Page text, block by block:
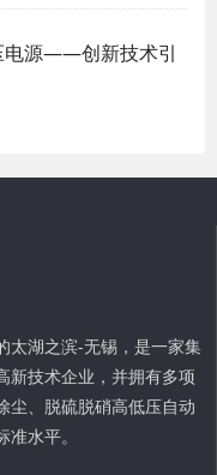
电源——创新技术引
太湖之滨-无锡，是一家集
新技术企业，并拥有多项
尘、脱硫脱硝高低压自动
水平。